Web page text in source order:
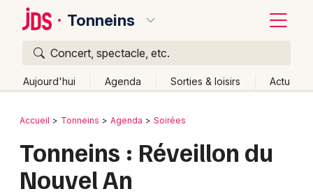
Tonneins
Concert, spectacle, etc.
Aujourd'hui Agenda Sorties & loisirs Actu
Publier un événement
Bordeaux
Colmar
Retour
Accueil Tonneins Agenda Soirées
Tonneins : Réveillon du
Nouvel An
Quoi ?
Où ?
Partout
Près de moi Changer de lieu
Quand ?